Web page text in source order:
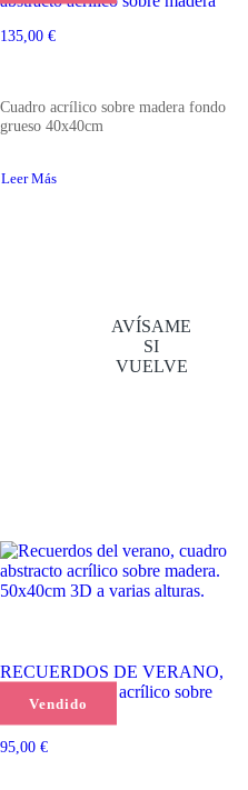
135,00 €
Cuadro acrílico sobre madera fondo
grueso 40x40cm
Leer Más
AVÍSAME
SI
VUELVE
Vendido
RECUERDOS DE VERANO,
cuadro abstracto acrílico sobre
madera
95,00 €